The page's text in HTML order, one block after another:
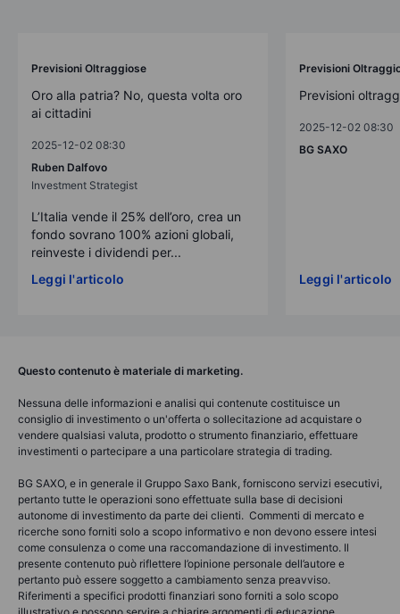
Previsioni Oltraggiose
Oro alla patria? No, questa volta oro
ai cittadini
2025-12-02 08:30
Ruben Dalfovo
Investment Strategist
L’Italia vende il 25% dell’oro, crea un
fondo sovrano 100% azioni globali,
reinveste i dividendi per...
Leggi l'articolo
Previsioni
Previsioni
2025-12-02 08:30
BG SAXO
Leggi l'articolo
Questo contenuto è materiale di marketing.
Nessuna delle informazioni e analisi qui contenute costituisce un
consiglio di investimento o un'offerta o sollecitazione ad acquistare o
vendere qualsiasi valuta, prodotto o strumento finanziario, effettuare
investimenti o partecipare a una particolare strategia di trading.
BG SAXO, e in generale il Gruppo Saxo Bank, forniscono servizi esecutivi,
pertanto tutte le operazioni sono effettuate sulla base di decisioni
autonome di investimento da parte dei clienti. Commenti di mercato e
ricerche sono forniti solo a scopo informativo e non devono essere intesi
come consulenza o come una raccomandazione di investimento. Il
presente contenuto può riflettere l’opinione personale dell’autore e
pertanto può essere soggetto a cambiamento senza preavviso.
Riferimenti a specifici prodotti finanziari sono forniti a solo scopo